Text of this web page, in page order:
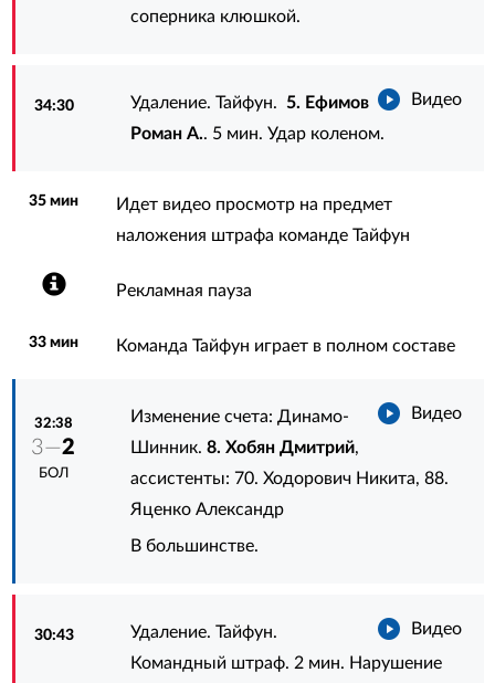
соперника клюшкой.
34:30 Видео
Удаление. Тайфун.5. Ефимов
Роман А.. 5 мин. Удар коленом.
35 мин
Идет видео просмотр на предмет
наложения штрафа команде Тайфун
Рекламная пауза
33 мин Команда Тайфун играет в полном составе
32:38
3—2
БОЛ
Видео
Изменение счета: Динамо-
Шинник.8. Хобян Дмитрий,
ассистенты: 70. Ходорович Никита,88.
Яценко Александр
В большинстве.
30:43 Видео
Удаление. Тайфун.
Командный штраф. 2 мин. Нарушение